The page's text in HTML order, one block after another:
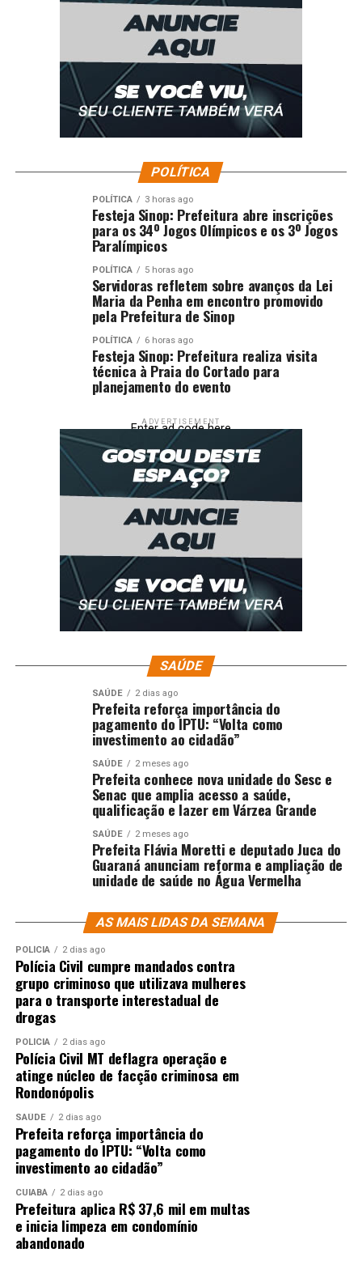
POLÍTICA
POLÍTICA 3 horas ago
Festeja Sinop: Prefeitura abre inscrições
para os 34º Jogos Olímpicos e os 3º Jogos
Paralímpicos
POLÍTICA 5 horas ago
Servidoras refletem sobre avanços da Lei
Maria da Penha em encontro promovido
pela Prefeitura de Sinop
POLÍTICA 6 horas ago
Festeja Sinop: Prefeitura realiza visita
técnica à Praia do Cortado para
planejamento do evento
ADVERTISEMENT
Enter ad code here
SAÚDE
SAÚDE 2 dias ago
Prefeita reforça importância do
pagamento do IPTU: “Volta como
investimento ao cidadão”
SAÚDE 2 meses ago
Prefeita conhece nova unidade do Sesc e
Senac que amplia acesso a saúde,
qualificação e lazer em Várzea Grande
SAÚDE 2 meses ago
Prefeita Flávia Moretti e deputado Juca do
Guaraná anunciam reforma e ampliação de
unidade de saúde no Água Vermelha
AS MAIS LIDAS DA SEMANA
POLÍCIA 2 dias ago
Polícia Civil cumpre mandados contra
grupo criminoso que utilizava mulheres
para o transporte interestadual de
drogas
POLÍCIA 2 dias ago
Polícia Civil MT deflagra operação e
atinge núcleo de facção criminosa em
Rondonópolis
SAÚDE 2 dias ago
Prefeita reforça importância do
pagamento do IPTU: “Volta como
investimento ao cidadão”
CUIABÁ 2 dias ago
Prefeitura aplica R$ 37,6 mil em multas
e inicia limpeza em condomínio
abandonado